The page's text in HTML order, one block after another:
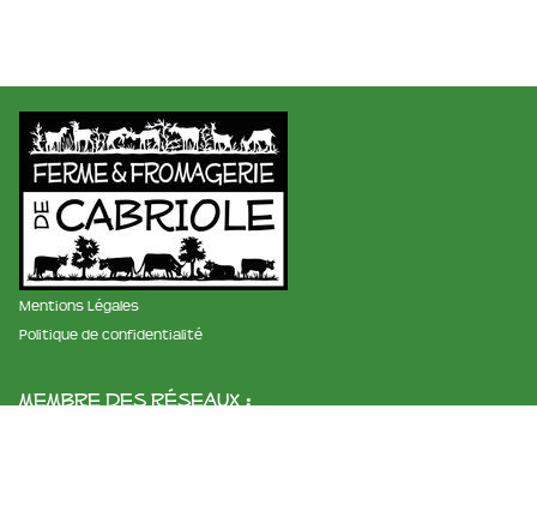
Mentions Légales
Politique de confidentialité
membre des réseaux :